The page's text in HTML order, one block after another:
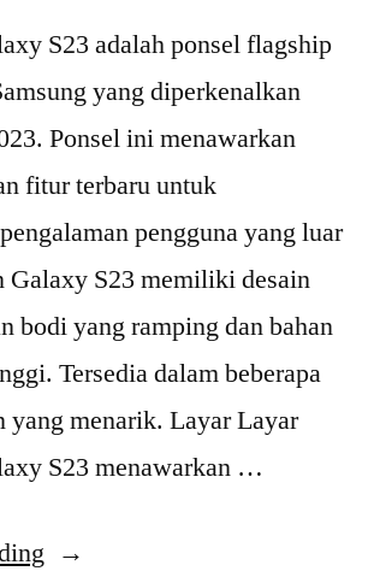
S23 adalah ponsel flagship
yang diperkenalkan
Ponsel ini menawarkan
fitur terbaru untuk
pengguna yang luar
Galaxy S23 memiliki desain
bodi yang ramping dan bahan
Tersedia dalam beberapa
yang menarik. Layar Layar
S23 menawarkan …
“Samsung